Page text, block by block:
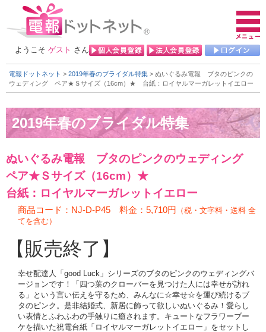
ようこそ ゲスト さん
電報ドットネット > 2019年春のブライダル特集 > ぬいぐるみ電報 ブタのピンクの
ウェディング ペア★Ｓサイズ（16cm）★ 台紙：ロイヤルマーガレットイエロー
ぬいぐるみ電報 ブタのピンクのウェディング
ペア★Ｓサイズ（16cm）★
台紙：ロイヤルマーガレットイエロー
商品コード：NJ-D-P45 料金：5,710円
（税・文字料・送料 全
てを含む）
【販売終了】
幸せ配達人「good Luck」シリーズのブタのピンクのウェディングバ
ージョンです！「四つ葉のクローバーを見つけた人には幸せが訪れ
る」という言い伝えを守るため、みんなに☆幸せ☆を運び続けるブ
タのピンク。是非結婚式、新居に飾って欲しいぬいぐるみ！愛らし
い表情とふわふわの手触りに癒されます。キュートなフラワーブー
ケを描いた祝電台紙「ロイヤルマーガレットイエロー」をセットし